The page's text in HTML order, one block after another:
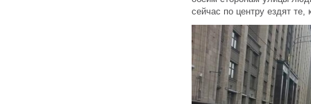
сейчас по центру ездят те,